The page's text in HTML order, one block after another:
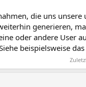
die uns unsere
generieren,
oder andere User
beispielsweise